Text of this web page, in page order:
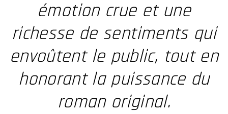
émotion crue et une
richesse de sentiments qui
envoûtent le public, tout en
honorant la puissance du
roman original.